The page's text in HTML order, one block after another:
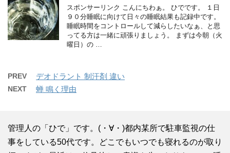
スポンサーリンク こんにちわぁ。 ひでです。 １日
９０分睡眠に向けて日々の睡眠結果も記録中です。
睡眠時間をコントロールして減らしたいなぁ、と思
ってる方は一緒に頑張りましょう。 まずは今朝（火
曜日）の …
PREV デオドラント 制汗剤 違い
NEXT 蝉 鳴く理由
管理人の「ひで」です。(・∀・)都内某所で駐車監視の仕
事をしている50代です。どこでもいつでも寝れるのが取り